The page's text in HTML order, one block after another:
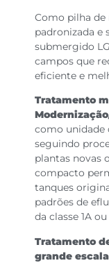
Como pilha de
padronizada e
submergido
campos que
eficiente e
Tratamento
como unidade
seguindo
plantas novas
compacto
tanques
padrões de
da classe 1A
Tratamento
grande escala